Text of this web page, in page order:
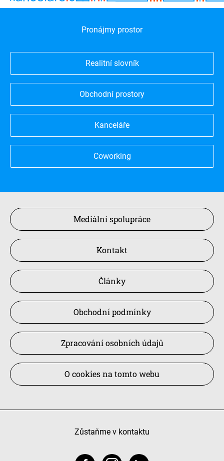
Pronájmy prostor
Realitní slovník
Obchodní prostory
Kanceláře
Coworking
Mediální spolupráce
Kontakt
Články
Obchodní podmínky
Zpracování osobních údajů
O cookies na tomto webu
Zůstaňme v kontaktu